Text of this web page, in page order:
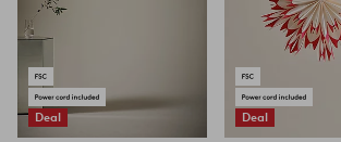
Deal Deal